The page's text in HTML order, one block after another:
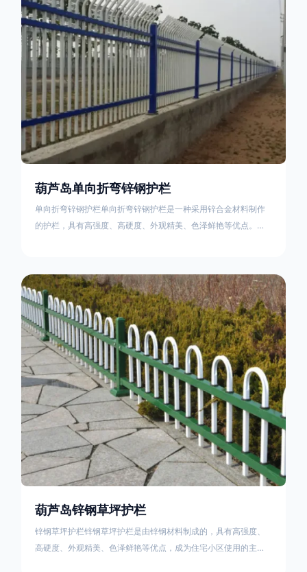
葫芦岛单向折弯锌钢护栏
单向折弯锌钢护栏单向折弯锌钢护栏是一种采用锌合金材料制作
的护栏，具有高强度、高硬度、外观精美、色泽鲜艳等优点。该
再加上防盗垫圈，这样能够避免护栏被人轻易拆卸；适合于大批
量生产，能够很好的与自然相融合。单向折弯锌钢护栏可以用于
住宅小区、工厂院校、道路交通等场所。该产品具有高强度、高
硬度、外观
葫芦岛锌钢草坪护栏
锌钢草坪护栏锌钢草坪护栏是由锌钢材料制成的，具有高强度、
高硬度、外观精美、色泽鲜艳等优点，成为住宅小区使用的主流